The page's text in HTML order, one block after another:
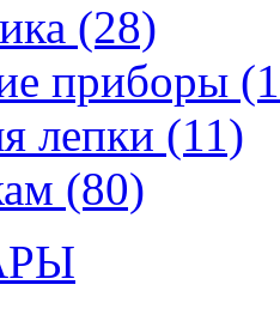
(28)
приборы
лепки (11)
(80)